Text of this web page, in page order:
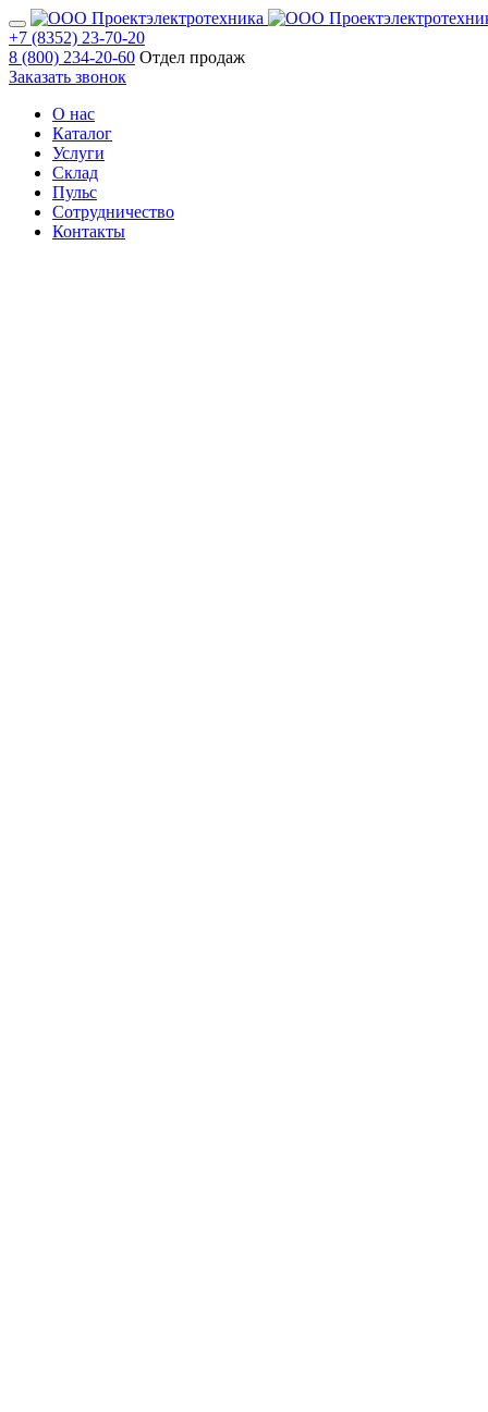
+7 (8352) 23-70-20
8 (800) 234-20-60 Отдел продаж
Заказать звонок
О нас
Каталог
Услуги
Склад
Пульс
Сотрудничество
Контакты